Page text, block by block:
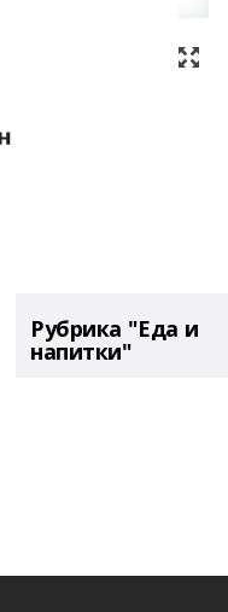
Рубрика "Еда и
напитки"